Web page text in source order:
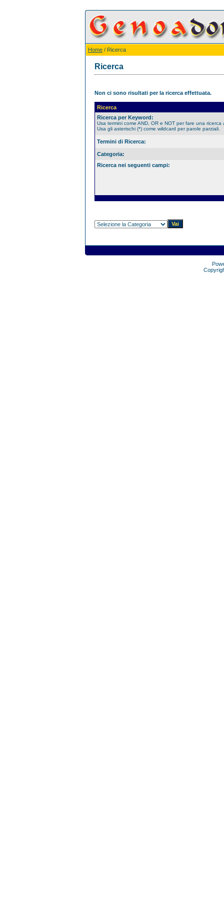
Home / Ricerca
Ricerca
Non ci sono risultati per la ricerca effettuata.
Ricerca
Ricerca per Keyword:
Usa termini come AND, OR e NOT per fare una ricerca
Usa gli asterischi (*) come wildcard per parole parziali.
Termini di Ricerca:
Categoria:
Ricerca nei seguenti campi: